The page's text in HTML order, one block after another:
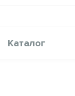
Каталог